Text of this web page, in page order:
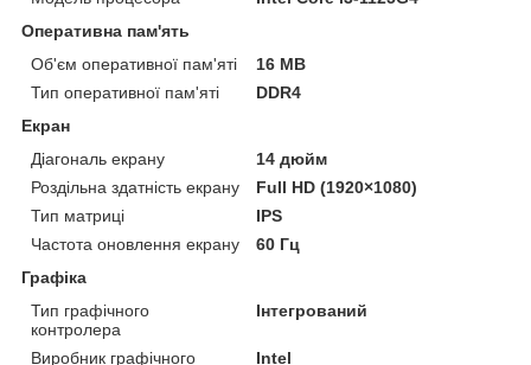
Оперативна пам'ять
Об'єм оперативної пам'яті
16 MB
Тип оперативної пам'яті
DDR4
Екран
Діагональ екрану
14 дюйм
Роздільна здатність екрану
Full HD (1920×1080)
Тип матриці
IPS
Частота оновлення екрану
60 Гц
Графіка
Тип графічного
контролера
Інтегрований
Виробник графічного
Intel